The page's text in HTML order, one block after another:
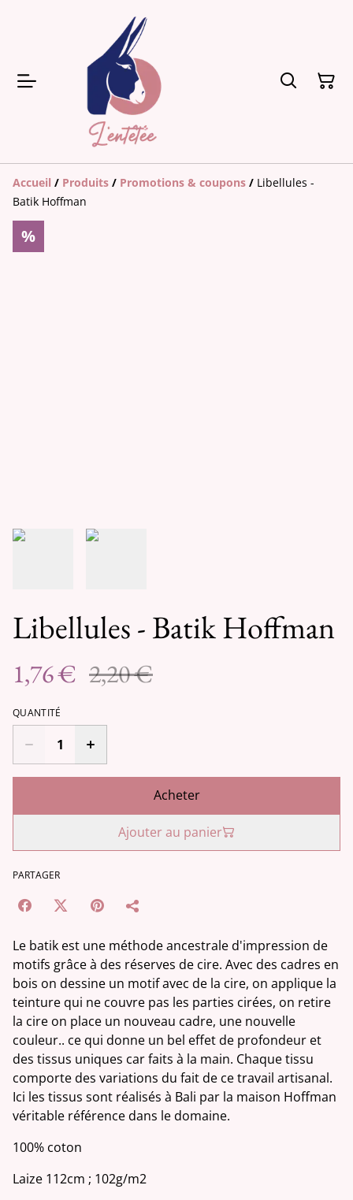
Accueil / Produits / Promotions & coupons / Libellules -
Batik Hoffman
%
Libellules - Batik Hoffman
1,76 € 2,20 €
QUANTITÉ
Acheter
Ajouter au panier
PARTAGER
Le batik est une méthode ancestrale d'impression de
motifs grâce à des réserves de cire. Avec des cadres en
bois on dessine un motif avec de la cire, on applique la
teinture qui ne couvre pas les parties cirées, on retire
la cire on place un nouveau cadre, une nouvelle
couleur.. ce qui donne un bel effet de profondeur et
des tissus uniques car faits à la main. Chaque tissu
comporte des variations du fait de ce travail artisanal.
Ici les tissus sont réalisés à Bali par la maison Hoffman
véritable référence dans le domaine.
100% coton
Laize 112cm ; 102g/m2